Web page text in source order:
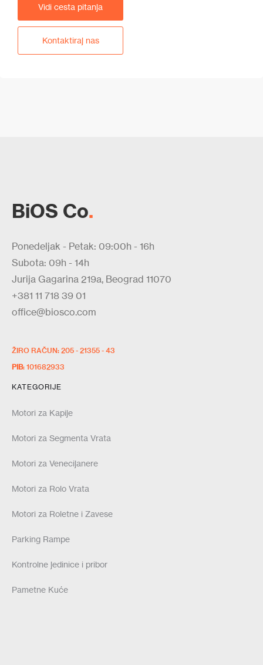
Vidi cesta pitanja
Kontaktiraj nas
BiOS Co.
Ponedeljak - Petak: 09:00h - 16h
Subota: 09h - 14h
Jurija Gagarina 219a, Beograd 11070
+381 11 718 39 01
office@biosco.com
ŽIRO RAČUN: 205 - 21355 - 43
PIB: 101682933
KATEGORIJE
Motori za Kapije
Motori za Segmenta Vrata
Motori za Venecijanere
Motori za Rolo Vrata
Motori za Roletne i Zavese
Parking Rampe
Kontrolne jedinice i pribor
Pametne Kuće